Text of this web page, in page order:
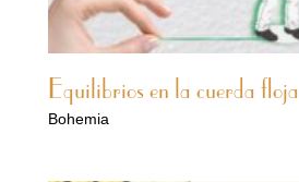
Equilibrios en la cuerda floja
Bohemia